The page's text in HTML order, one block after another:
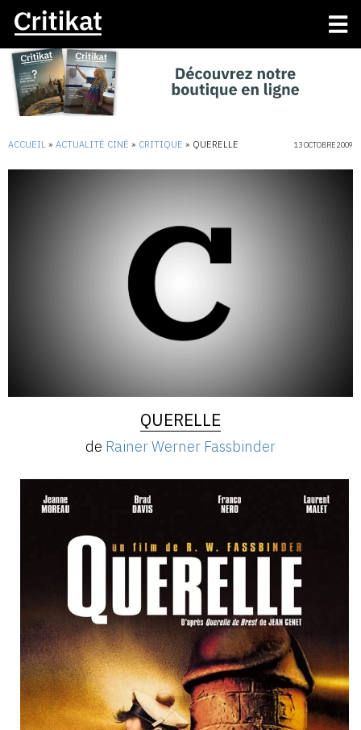
ACCUEIL » ACTUALITÉ CINÉ » CRITIQUE » QUERELLE 13 OCTOBRE 2009
QUERELLE
de Rainer Werner Fassbinder